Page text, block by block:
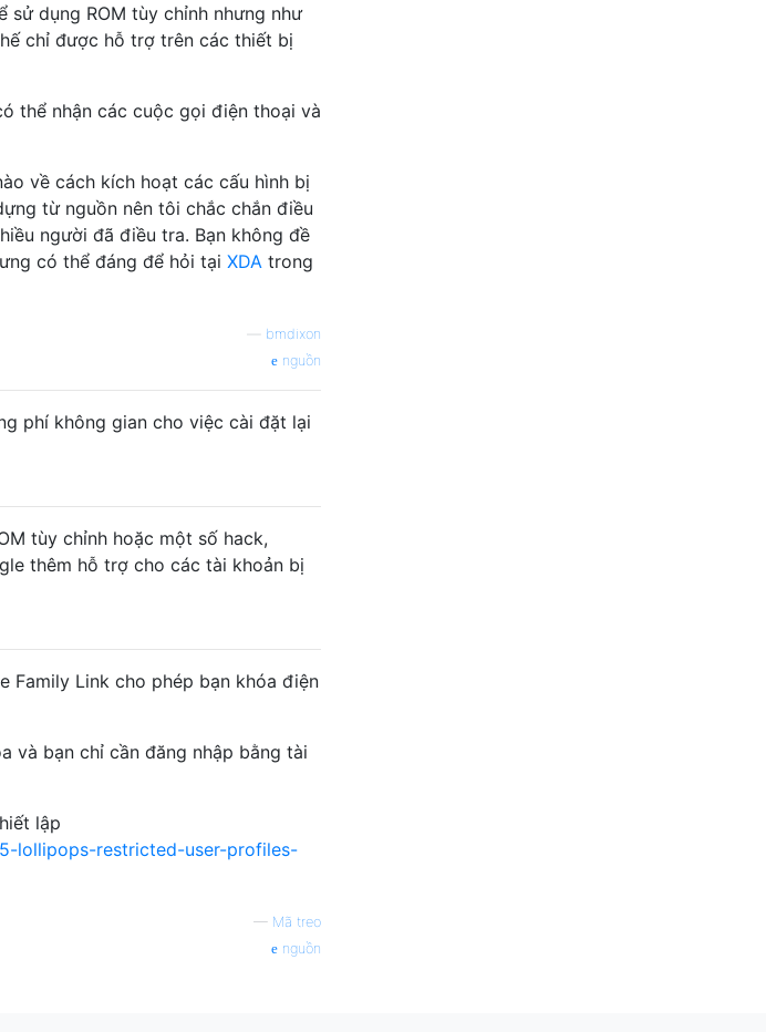
dụng ROM tùy chỉnh nhưng như
chỉ được hỗ trợ trên các thiết bị
thể nhận các cuộc gọi điện thoại và
về cách kích hoạt các cấu hình bị
từ nguồn nên tôi chắc chắn điều
người đã điều tra. Bạn không đề
có thể đáng để hỏi tại XDA trong
bmdixon
nguồn
phí không gian cho việc cài đặt lại
tùy chỉnh hoặc một số hack,
thêm hỗ trợ cho các tài khoản bị
Family Link cho phép bạn khóa điện
và bạn chỉ cần đăng nhập bằng tài
lập
lollipops-restricted-user-profiles-
— Mã treo
nguồn